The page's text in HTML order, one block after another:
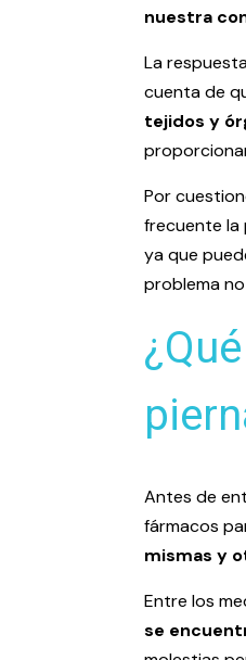
nuestra
La
cuenta de
tejidos y
Por
frecuente la
ya que
problema
Antes de
fármacos
mismas y
Entre los
se